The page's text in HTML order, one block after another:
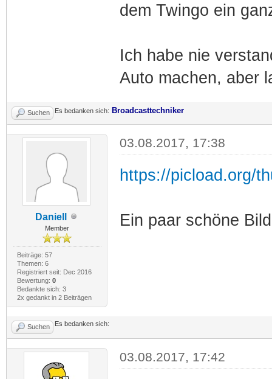
dem Twingo ein
Ich habe nie
Auto machen, aber
Suchen Es bedanken sich: Broadcasttechniker
Daniell
Member
Beiträge: 57
Themen: 6
Registriert seit: Dec 2016
Bewertung: 0
Bedankte sich: 3
2x gedankt in 2 Beiträgen
03.08.2017, 17:38
https://picload.org/
Ein paar schöne
Suchen Es bedanken sich:
03.08.2017, 17:42